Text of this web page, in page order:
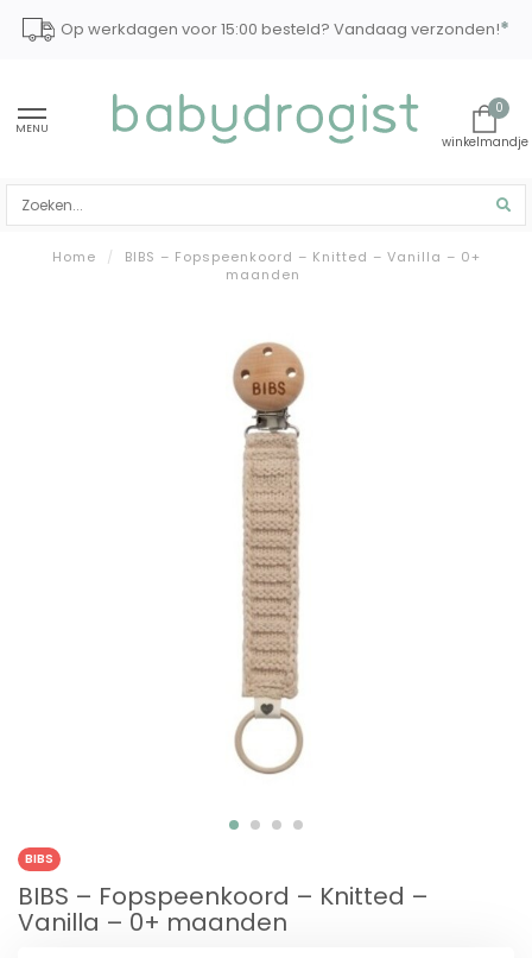
Op werkdagen voor 15:00 besteld? Vandaag verzonden!*
MENU
0
Home /
BIBS – Fopspeenkoord – Knitted – Vanilla – 0+
maanden
BIBS
BIBS – Fopspeenkoord – Knitted –
Vanilla – 0+ maanden